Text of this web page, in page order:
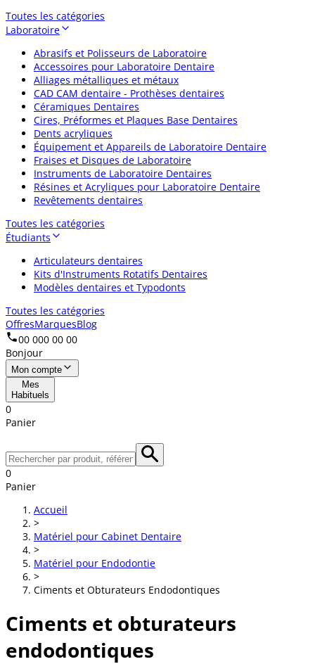
Toutes les catégories
Laboratoire
Abrasifs et Polisseurs de Laboratoire
Accessoires pour Laboratoire Dentaire
Alliages métalliques et métaux
CAD CAM dentaire - Prothèses dentaires
Céramiques Dentaires
Cires, Préformes et Plaques Base Dentaires
Dents acryliques
Équipement et Appareils de Laboratoire Dentaire
Fraises et Disques de Laboratoire
Instruments de Laboratoire Dentaires
Résines et Acryliques pour Laboratoire Dentaire
Revêtements dentaires
Toutes les catégories
Étudiants
Articulateurs dentaires
Kits d'Instruments Rotatifs Dentaires
Modèles dentaires et Typodonts
Toutes les catégories
OffresMarquesBlog
00 000 00 00
Bonjour
Mon compte
Mes
Habituels
0
Panier
0
Panier
Accueil
>
Matériel pour Cabinet Dentaire
>
Matériel pour Endodontie
>
Ciments et Obturateurs Endodontiques
Ciments et obturateurs
endodontiques